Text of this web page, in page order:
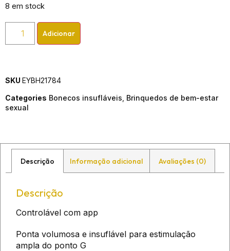
8 em stock
Adicionar
SKU EYBH21784
Categories Bonecos insufláveis Brinquedos de bem-estar
sexual
Descrição Informação adicional Avaliações (0)
Descrição
Controlável com app
Ponta volumosa e insuflável para estimulação
ampla do ponto G